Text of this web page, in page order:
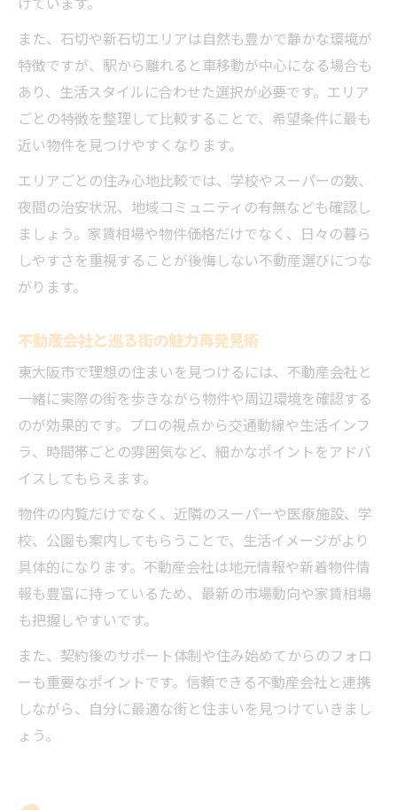
けています。
また、石切や新石切エリアは自然も豊かで静かな環境が
特徴ですが、駅から離れると車移動が中心になる場合も
あり、生活スタイルに合わせた選択が必要です。エリア
ごとの特徴を整理して比較することで、希望条件に最も
近い物件を見つけやすくなります。
エリアごとの住み心地比較では、学校やスーパーの数、
夜間の治安状況、地域コミュニティの有無なども確認し
ましょう。家賃相場や物件価格だけでなく、日々の暮ら
しやすさを重視することが後悔しない不動産選びにつな
がります。
不動産会社と巡る街の魅力再発見術
東大阪市で理想の住まいを見つけるには、不動産会社と
一緒に実際の街を歩きながら物件や周辺環境を確認する
のが効果的です。プロの視点から交通動線や生活インフ
ラ、時間帯ごとの雰囲気など、細かなポイントをアドバ
イスしてもらえます。
物件の内覧だけでなく、近隣のスーパーや医療施設、学
校、公園も案内してもらうことで、生活イメージがより
具体的になります。不動産会社は地元情報や新着物件情
報も豊富に持っているため、最新の市場動向や家賃相場
も把握しやすいです。
また、契約後のサポート体制や住み始めてからのフォロ
ーも重要なポイントです。信頼できる不動産会社と連携
しながら、自分に最適な街と住まいを見つけていきまし
ょう。